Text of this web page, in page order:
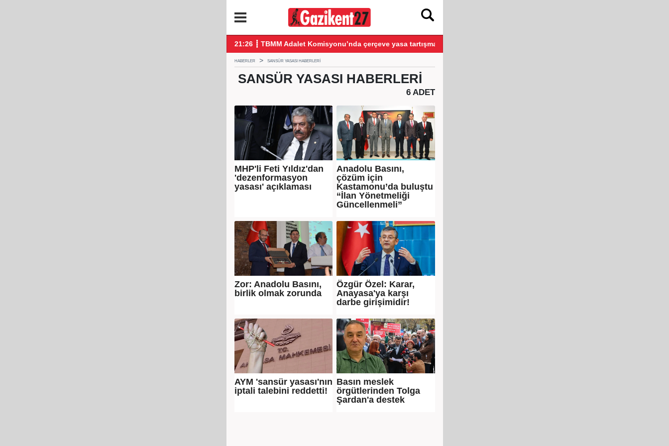
21:26 ┋ TBMM Adalet Komisyonu’nda çerçeve yasa tartışmalarla başladı20:18 ┋ YENİ Parti'ye 9 günde 138 bin kişi 300 milyon bağış yaptı
HABERLER SANSÜR YASASI HABERLERI
SANSÜR YASASI HABERLERI
6 ADET
MHP'li Feti Yıldız'dan
'dezenformasyon
yasası' açıklaması
Anadolu Basını,
çözüm için
Kastamonu’da buluştu
“İlan Yönetmeliği
Güncellenmeli”
Zor: Anadolu Basını,
birlik olmak zorunda
Özgür Özel: Karar,
Anayasa'ya karşı
darbe girişimidir!
AYM 'sansür yasası'nın
iptali talebini reddetti!
Basın meslek
örgütlerinden Tolga
Şardan'a destek